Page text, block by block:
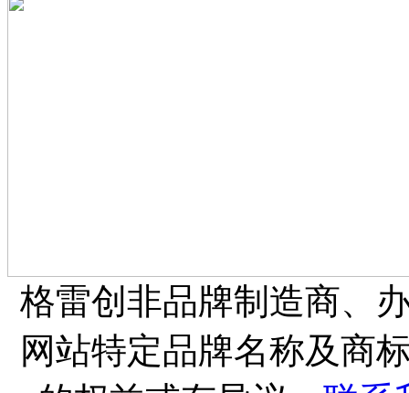
格雷创非品牌制造商、
网站特定品牌名称及商